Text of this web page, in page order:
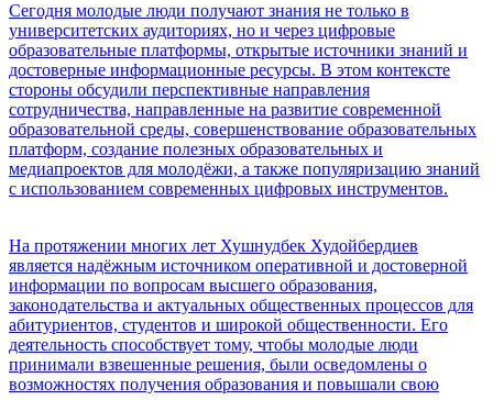
Сегодня молодые люди получают знания не только в
университетских аудиториях, но и через цифровые
образовательные платформы, открытые источники знаний и
достоверные информационные ресурсы. В этом контексте
стороны обсудили перспективные направления
сотрудничества, направленные на развитие современной
образовательной среды, совершенствование образовательных
платформ, создание полезных образовательных и
медиапроектов для молодёжи, а также популяризацию знаний
с использованием современных цифровых инструментов.
На протяжении многих лет Хушнудбек Худойбердиев
является надёжным источником оперативной и достоверной
информации по вопросам высшего образования,
законодательства и актуальных общественных процессов для
абитуриентов, студентов и широкой общественности. Его
деятельность способствует тому, чтобы молодые люди
принимали взвешенные решения, были осведомлены о
возможностях получения образования и повышали свою